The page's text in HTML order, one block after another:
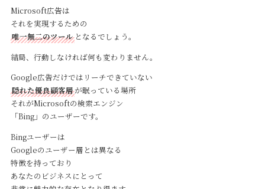
Microsoft広告は
それを実現するための
唯一無二のツールとなるでしょう。
結局、行動しなければ何も変わりません。
Google広告だけではリーチできていない
隠れた優良顧客層が眠っている場所
それがMicrosoftの検索エンジン
「Bing」のユーザーです。
Bingユーザーは
Googleのユーザー層とは異なる
特徴を持っており
あなたのビジネスにとって